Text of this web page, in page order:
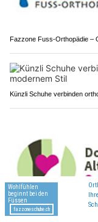
Fazzone Fuss-Orthopädie –
Künzli Schuhe verbinden